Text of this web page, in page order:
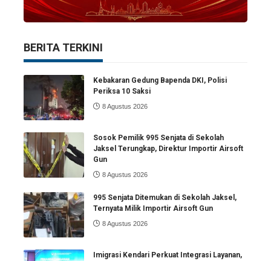
BERITA TERKINI
Kebakaran Gedung Bapenda DKI, Polisi
Periksa 10 Saksi
8 Agustus 2026
Sosok Pemilik 995 Senjata di Sekolah
Jaksel Terungkap, Direktur Importir Airsoft
Gun
8 Agustus 2026
995 Senjata Ditemukan di Sekolah Jaksel,
Ternyata Milik Importir Airsoft Gun
8 Agustus 2026
Imigrasi Kendari Perkuat Integrasi Layanan,